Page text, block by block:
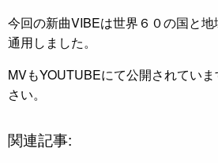
今回の新曲VIBEは世界６０の国と
通用しました。
MVもYOUTUBEにて公開されてい
さい。
関連記事: